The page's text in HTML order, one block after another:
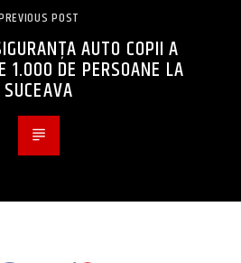
POST
AUTO COPII A
1.000 DE PERSOANE LA
SUCEAVA